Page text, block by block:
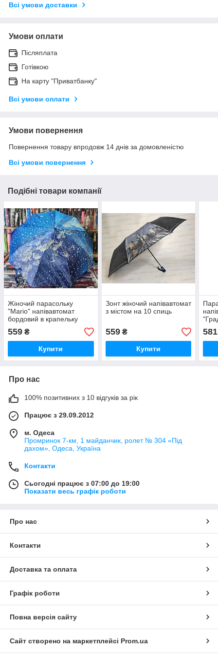
Всі умови доставки
Умови оплати
Післяплата
Готівкою
На карту "Приватбанку"
Всі умови оплати
Умови повернення
Повернення товару впродовж 14 днів за домовленістю
Всі умови повернення
Подібні товари компанії
Жіночий парасольку
"Mario" напівавтомат
бордовий в крапельку
559 ₴
Купити
Зонт жіночий напівавтомат
з містом на 10 спиць
559₴
Купити
581
Про нас
100% позитивних з 10 відгуків за рік
Працює з 29.09.2012
м. Одеса
Промринок 7-км, 1 майданчик, ролет № 304 «Під
дахом», Одеса, Україна
Контакти
Сьогодні працює з 07:00 до 19:00
Показати весь графік роботи
Про нас
Контакти
Доставка та оплата
Графік роботи
Повна версія сайту
Сайт створено на маркетплейсі Prom.ua